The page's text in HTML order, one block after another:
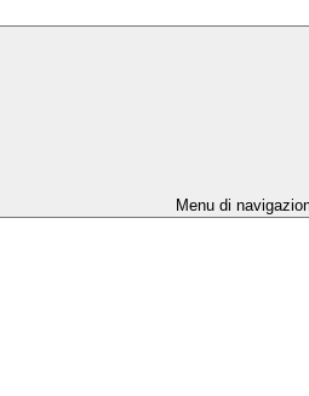
Menu di